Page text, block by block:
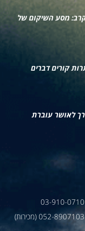
מסע השיקום של
קורים דברים
לאושר עוברת
03-910-0710
052-8907103 (מכירות)